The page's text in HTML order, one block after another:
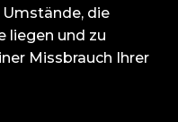
die
liegen und zu
Missbrauch Ihrer